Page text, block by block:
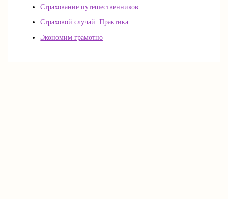
Страхование путешественников
Страховой случай: Практика
Экономим грамотно